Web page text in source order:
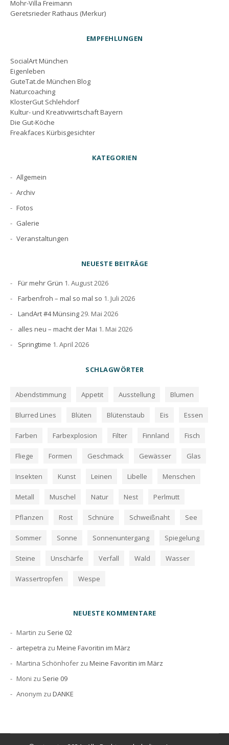
Mohr-Villa Freimann
Geretsrieder Rathaus (Merkur)
EMPFEHLUNGEN
SocialArt München
Eigenleben
GuteTat.de München Blog
Naturcoaching
KlosterGut Schlehdorf
Kultur- und Kreativwirtschaft Bayern
Die Gut-Köche
Freakfaces Kürbisgesichter
KATEGORIEN
Allgemein
Archiv
Fotos
Galerie
Veranstaltungen
NEUESTE BEITRÄGE
Für mehr Grün 1. August 2026
Farbenfroh – mal so mal so 1. Juli 2026
LandArt #4 Münsing29. Mai 2026
alles neu – macht der Mai 1. Mai 2026
Springtime 1. April 2026
SCHLAGWÖRTER
Abendstimmung Appetit Ausstellung Blumen
Blurred Lines Blüten Blütenstaub Eis Essen
Farben Farbexplosion Filter Finnland Fisch
Fliege Formen Geschmack Gewässer Glas
Insekten Kunst Leinen Libelle Menschen
Metall Muschel Natur Nest Perlmutt
Pflanzen Rost Schnüre Schweißnaht See
Sommer Sonne Sonnenuntergang Spiegelung
Steine Unschärfe Verfall Wald Wasser
Wassertropfen Wespe
NEUESTE KOMMENTARE
Martin zu Serie 02
artepetra zu Meine Favoritin im März
Martina Schönhofer zu Meine Favoritin im März
Moni zu Serie 09
Anonym zu DANKE